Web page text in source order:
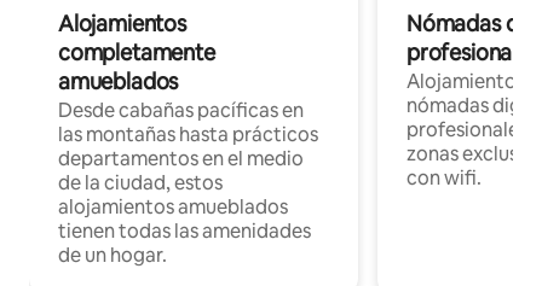
Alojamientos
completamente
amueblados
Desde cabañas pacíficas en
las montañas hasta prácticos
departamentos en el medio
de la ciudad, estos
alojamientos amueblados
tienen todas las amenidades
de un hogar.
Nómadas
Alojamientos
nómadas
profesionales
zonas
con wifi.